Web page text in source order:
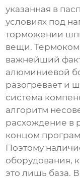
указанная в
условиях под
торможении
вещи.
важнейший
алюминиевой
разогревает и
система
алгоритм
расхождение в
концом
Поэтому
оборудования,
это лишь база.